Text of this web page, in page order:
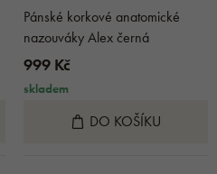
Pánské korkové anatomické
nazouváky Alex černá
999 Kč
skladem
DO KOŠÍKU